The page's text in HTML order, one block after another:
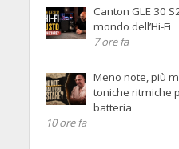
Canton GLE 30
mondo dell’Hi-Fi
7 ore fa
Meno note, più
toniche ritmiche
batteria
10 ore fa